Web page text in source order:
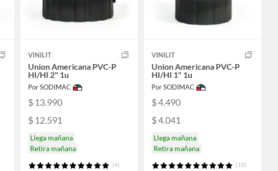
VINILIT
Union Americana PVC-P
HI/HI 2" 1u
Por SODIMAC
$ 13.990
$ 12.591
Llega mañana
Retira mañana
(4)
VINILIT
Union Americana PVC-P
HI/HI 1" 1u
Por SODIMAC
$ 4.490
$ 4.041
Llega mañana
Retira mañana
(18)